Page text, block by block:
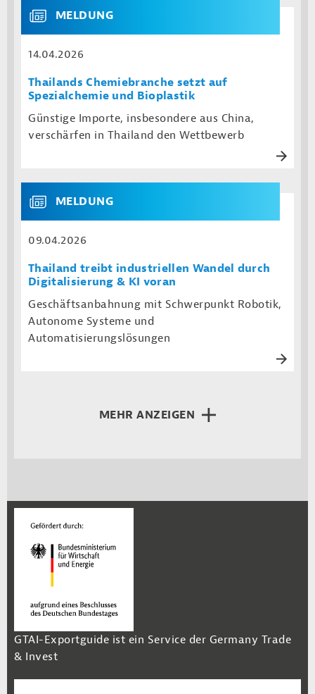
MELDUNG
14.04.2026
Thailands Chemiebranche setzt auf
Spezialchemie und Bioplastik
Günstige Importe, insbesondere aus China,
verschärfen in Thailand den Wettbewerb
MELDUNG
09.04.2026
Thailand treibt industriellen Wandel durch
Digitalisierung & KI voran
Geschäftsanbahnung mit Schwerpunkt Robotik,
Autonome Systeme und
Automatisierungslösungen
MEHR ANZEIGEN
GTAI-Exportguide ist ein Service der Germany Trade
& Invest